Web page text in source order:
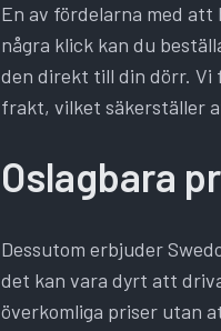
En av fördelarna med att
några klick kan du
den direkt till din dörr. Vi
frakt, vilket säkerställer
Oslagbara
Dessutom erbjuder
det kan vara dyrt att
överkomliga priser utan